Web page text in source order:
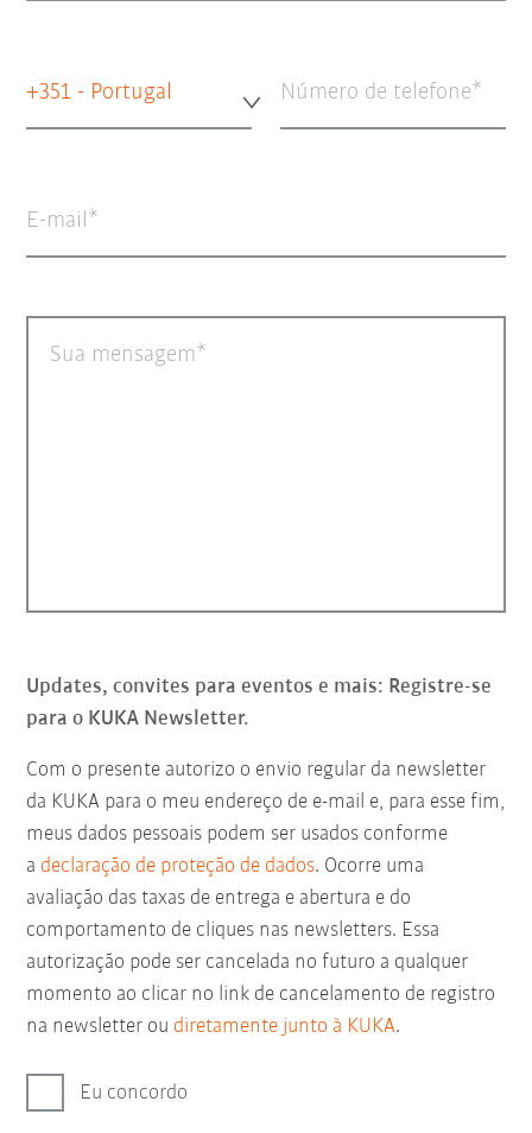
+351 - Portugal Número de telefone
E-mail
Sua mensagem
Updates, convites para eventos e mais: Registre-se
para o KUKA Newsletter.
Com o presente autorizo o envio regular da newsletter
da KUKA para o meu endereço de e-mail e, para esse fim,
meus dados pessoais podem ser usados conforme
a declaração de proteção de dados. Ocorre uma
avaliação das taxas de entrega e abertura e do
comportamento de cliques nas newsletters. Essa
autorização pode ser cancelada no futuro a qualquer
momento ao clicar no link de cancelamento de registro
na newsletter ou diretamente junto à KUKA.
Eu concordo